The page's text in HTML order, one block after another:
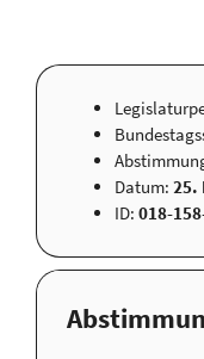
Datum: 25.
ID: 018-